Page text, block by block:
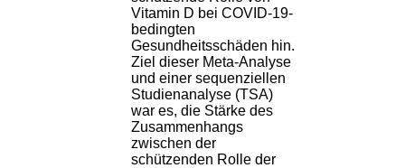
Vitamin D bei COVID-19-
bedingten
Gesundheitsschäden hin.
Ziel dieser Meta-Analyse
und einer sequenziellen
Studienanalyse (TSA)
war es, die Stärke des
Zusammenhangs
zwischen der
schützenden Rolle der